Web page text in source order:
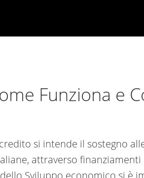
Funziona e
si intende il sostegno
attraverso
Sviluppo economico si è